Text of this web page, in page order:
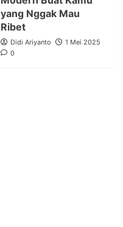
yang Nggak Mau
Ribet
Didi Ariyanto
1 Mei 2025
0